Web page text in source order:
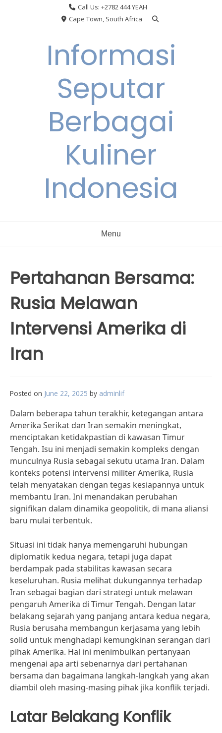
Call Us: +2782 444 YEAH
Cape Town, South Africa
Informasi
Seputar
Berbagai
Kuliner
Indonesia
Menu
Pertahanan Bersama:
Rusia Melawan
Intervensi Amerika di
Iran
Posted on June 22, 2025 by adminlif
Dalam beberapa tahun terakhir, ketegangan antara
Amerika Serikat dan Iran semakin meningkat,
menciptakan ketidakpastian di kawasan Timur
Tengah. Isu ini menjadi semakin kompleks dengan
munculnya Rusia sebagai sekutu utama Iran. Dalam
konteks potensi intervensi militer Amerika, Rusia
telah menyatakan dengan tegas kesiapannya untuk
membantu Iran. Ini menandakan perubahan
signifikan dalam dinamika geopolitik, di mana aliansi
baru mulai terbentuk.
Situasi ini tidak hanya memengaruhi hubungan
diplomatik kedua negara, tetapi juga dapat
berdampak pada stabilitas kawasan secara
keseluruhan. Rusia melihat dukungannya terhadap
Iran sebagai bagian dari strategi untuk melawan
pengaruh Amerika di Timur Tengah. Dengan latar
belakang sejarah yang panjang antara kedua negara,
Rusia berusaha membangun kerjasama yang lebih
solid untuk menghadapi kemungkinan serangan dari
pihak Amerika. Hal ini menimbulkan pertanyaan
mengenai apa arti sebenarnya dari pertahanan
bersama dan bagaimana langkah-langkah yang akan
diambil oleh masing-masing pihak jika konflik terjadi.
Latar Belakang Konflik